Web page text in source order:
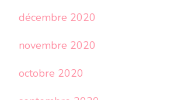
décembre 2020
novembre 2020
octobre 2020